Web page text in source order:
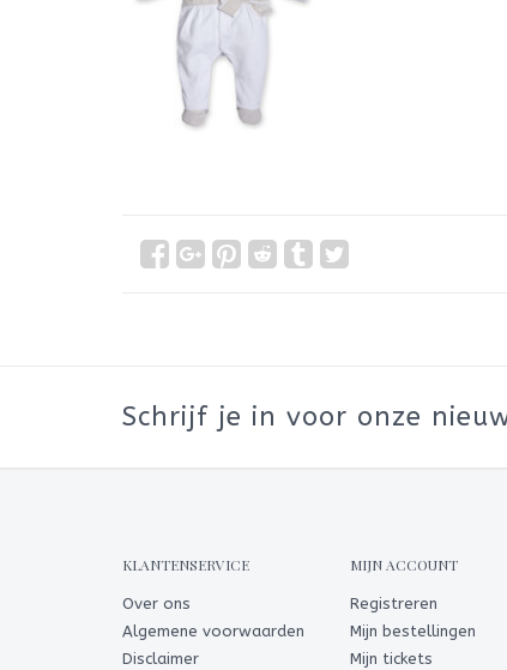
Schrijf je in voor onze
KLANTENSERVICE
Over ons
Algemene voorwaarden
Disclaimer
MIJN ACCOUNT
Registreren
Mijn bestellingen
Mijn tickets